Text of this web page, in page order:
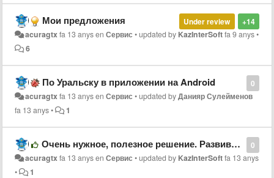
+14
Under review
Мои предложения
acuragtxfa 13 anysenСервис •updated by KazInterSoftfa 9 anys•
6
0
По Уральску в приложении на Android
acuragtxfa 13 anysenСервис •updated byДанияр Сулейменов
fa 13 anys• 1
0
Очень нужное, полезное решение. Развивайтесь!
acuragtxfa 13 anysenСервис •updated by KazInterSoftfa 13 anys
•
1